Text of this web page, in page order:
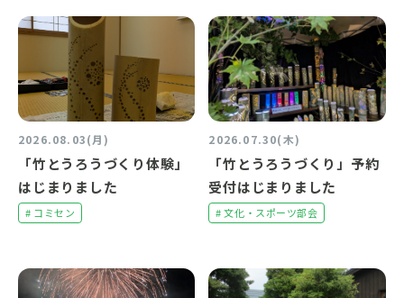
2026.08.03(月)
「竹とうろうづくり体験」
はじまりました
# コミセン
2026.07.30(木)
「竹とうろうづくり」予約
受付はじまりました
# 文化・スポーツ部会